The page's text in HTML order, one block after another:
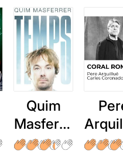
Quim
Masferre
r: Temps
: